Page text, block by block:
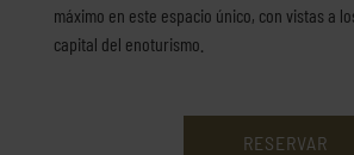
máximo en este espacio único, con vistas a
capital del enoturismo.
RESERVAR